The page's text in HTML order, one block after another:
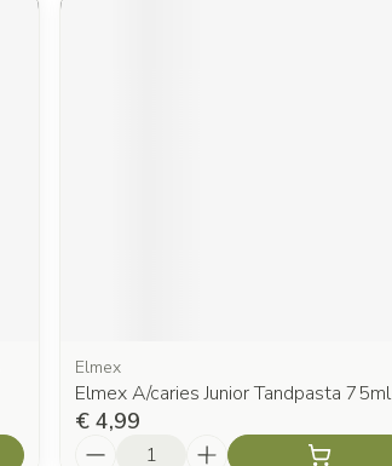
Elmex
Elmex A/caries Junior Tandpasta 75ml
€ 4,99